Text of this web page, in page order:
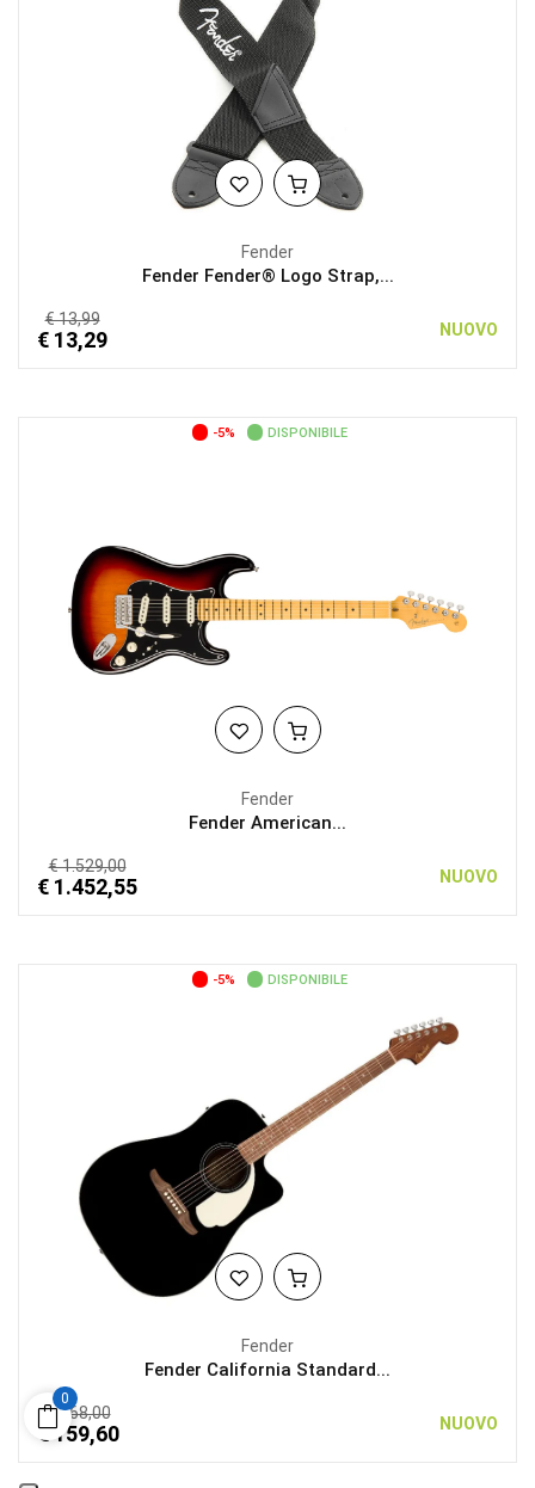
Fender
Fender Fender® Logo Strap,...
€ 13,99
€ 13,29 NUOVO
-5% DISPONIBILE
Fender
Fender American...
€ 1.529,00
€ 1.452,55 NUOVO
-5% DISPONIBILE
Fender
Fender California Standard...
€ 168,00
€ 159,60 NUOVO
0